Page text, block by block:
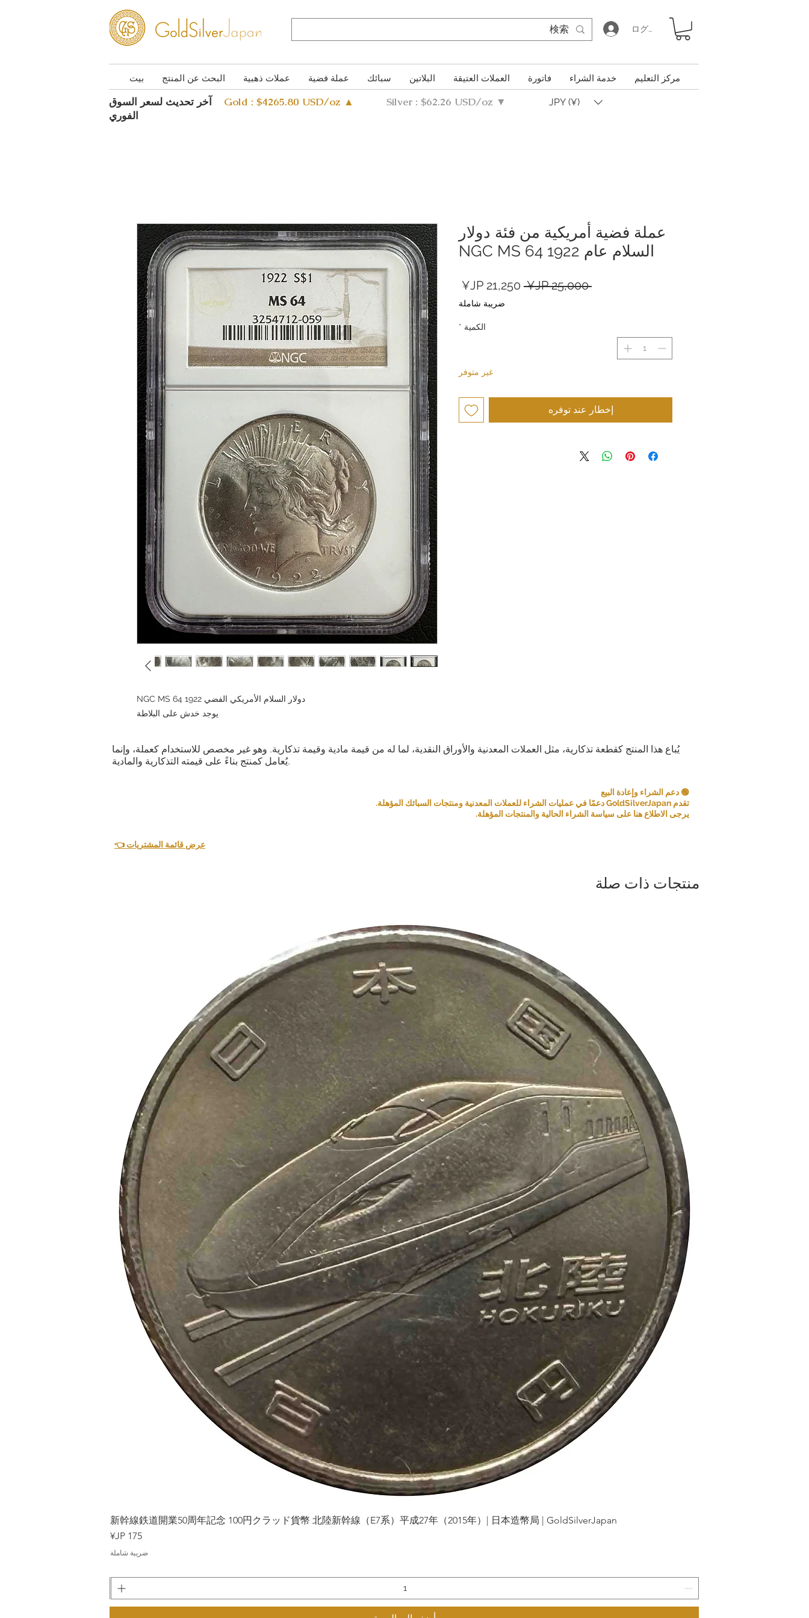
ログイン
بيت البحث عن المنتج عملات ذهبية عملة فضية سبائك البلاتين العملات العتيقة فاتورة خدمة الشراء مركز التعليم
آخر تحديث لسعر السوق
الفوري
Gold : $4265.80 USD/oz ▲ Silver : $62.26 USD/oz ▼ JPY (¥)
دولار السلام الأمريكي الفضي 1922 NGC MS 64
يوجد خدش على البلاطة
عملة فضية أمريكية من فئة دولار
السلام عام 1922 NGC MS 64
‏25,000 JP¥
سعر
عادي
البيعضريبة شاملة
الكمية *
غير متوفر
إخطار عند توفره
يُباع هذا المنتج كقطعة تذكارية، مثل العملات المعدنية والأوراق النقدية، لما له من قيمة مادية وقيمة تذكارية. وهو غير مخصص للاستخدام كعملة، وإنما
يُعامل كمنتج بناءً على قيمته التذكارية والمادية.
🟢 دعم الشراء وإعادة البيع
تقدم GoldSilverJapan دعمًا في عمليات الشراء للعملات المعدنية ومنتجات السبائك المؤهلة.
يرجى الاطلاع هنا على سياسة الشراء الحالية والمنتجات المؤهلة.
👈 عرض قائمة المشتريات
منتجات ذات صلة
العرض السريع
新幹線鉄道開業50周年記念 100円クラッド貨幣 北陸新幹線（E7系）平成27年（2015年）| 日本造幣局 | GoldSilverJapan
السعر
ضريبة شاملة